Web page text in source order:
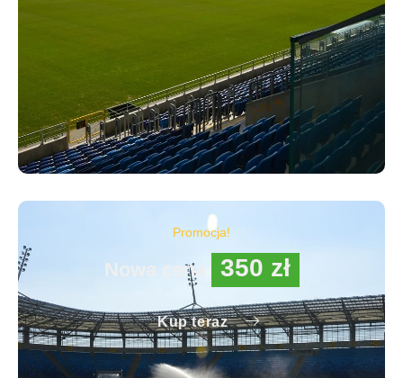
Promocja!
Nowa cena 350 zł
Kup teraz